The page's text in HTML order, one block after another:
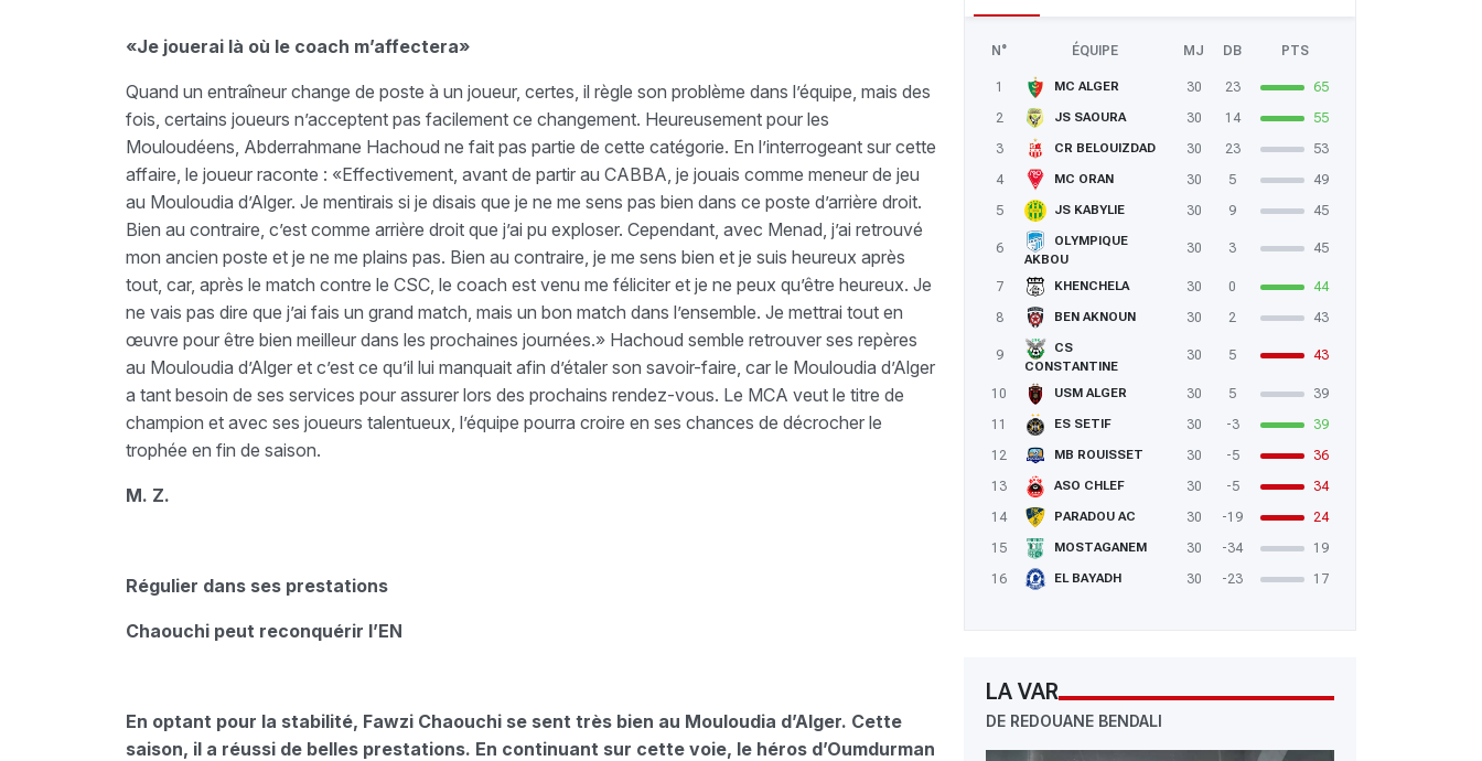
N° ÉQUIPE MJ DB PTS
1 MC ALGER 30 23
65
2
JS SAOURA 30 14
55
3
CR BELOUIZDAD 30 23
53
4
MC ORAN 30 5
49
5
JS KABYLIE 30 9 45
6
OLYMPIQUE
AKBOU
30 3 45
7 KHENCHELA 30 0
44
8
BEN AKNOUN 30 2 43
9
CS
CONSTANTINE
30 5 43
10 USM ALGER 30 5
39
11
ES SETIF 30 -3
39
12
MB ROUISSET 30 -5
36
13
ASO CHLEF 30 -5
34
14
PARADOU AC 30 -19
24
15
MOSTAGANEM 30 -34
19
16
EL BAYADH 30 -23 17
LA VAR
DE REDOUANE BENDALI
«Je jouerai là où le coach m’affectera»
Quand un entraîneur change de poste à un joueur, certes, il règle son problème dans l’équipe, mais des
fois, certains joueurs n’acceptent pas facilement ce changement. Heureusement pour les
Mouloudéens, Abderrahmane Hachoud ne fait pas partie de cette catégorie. En l’interrogeant sur cette
affaire, le joueur raconte : «Effectivement, avant de partir au CABBA, je jouais comme meneur de jeu
au Mouloudia d’Alger. Je mentirais si je disais que je ne me sens pas bien dans ce poste d’arrière droit.
Bien au contraire, c’est comme arrière droit que j’ai pu exploser. Cependant, avec Menad, j’ai retrouvé
mon ancien poste et je ne me plains pas. Bien au contraire, je me sens bien et je suis heureux après
tout, car, après le match contre le CSC, le coach est venu me féliciter et je ne peux qu’être heureux. Je
ne vais pas dire que j’ai fais un grand match, mais un bon match dans l’ensemble. Je mettrai tout en
œuvre pour être bien meilleur dans les prochaines journées.» Hachoud semble retrouver ses repères
au Mouloudia d’Alger et c’est ce qu’il lui manquait afin d’étaler son savoir-faire, car le Mouloudia d’Alger
a tant besoin de ses services pour assurer lors des prochains rendez-vous. Le MCA veut le titre de
champion et avec ses joueurs talentueux, l’équipe pourra croire en ses chances de décrocher le
trophée en fin de saison.
M. Z.
Régulier dans ses prestations
Chaouchi peut reconquérir l’EN
En optant pour la stabilité, Fawzi Chaouchi se sent très bien au Mouloudia d’Alger. Cette
saison, il a réussi de belles prestations. En continuant sur cette voie, le héros d’Oumdurman